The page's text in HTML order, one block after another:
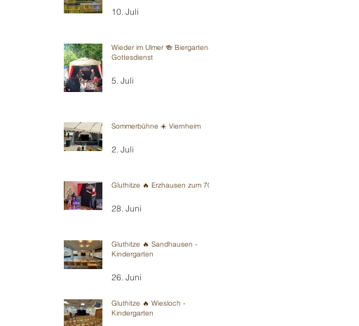
10. Juli
Wieder im Ulmer 🍻 Biergarten-
Gottesdienst
5. Juli
Sommerbühne ☀️ Viernheim
2. Juli
Gluthitze 🔥 Erzhausen zum 70.
28. Juni
Gluthitze 🔥 Sandhausen -
Kindergarten
26. Juni
Gluthitze 🔥 Wiesloch -
Kindergarten